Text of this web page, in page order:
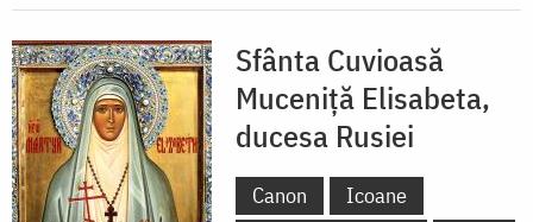
Sfânta Cuvioasă
Muceniță Elisabeta,
ducesa Rusiei
Canon
Icoane